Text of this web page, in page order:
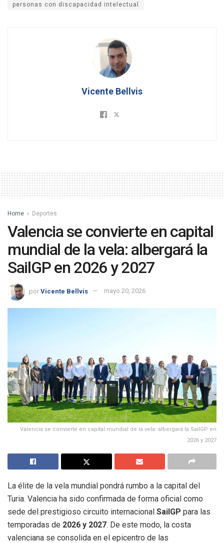
personas con discapacidad intelectual
Vicente Bellvis
Home Deportes
Valencia se convierte en capital
mundial de la vela: albergará la
SailGP en 2026 y 2027
por Vicente Bellvis mayo 20, 2026
Valencia se convierte en capital mundial de la vela: albergará la SailGP en
2026 y 2027
La élite de la vela mundial pondrá rumbo a la capital del
Turia. Valencia ha sido confirmada de forma oficial como
sede del prestigioso circuito internacional SailGP para las
temporadas de 2026 y 2027. De este modo, la costa
valenciana se consolida en el epicentro de las